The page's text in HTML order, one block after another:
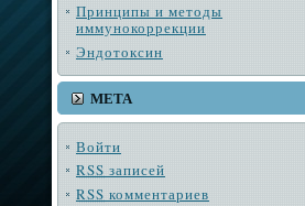
Принципы и методы
иммунокоррекции
Эндотоксин
МЕТА
Войти
RSS записей
RSS комментариев